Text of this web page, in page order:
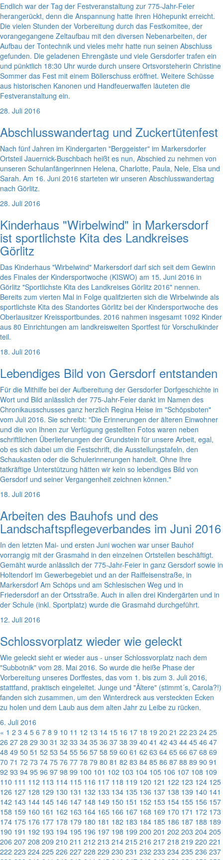
Endlich war der Tag der Festveranstaltung zur 775-Jahr-Feier
herangerückt, denn die Anspannung hatte ihren Höhepunkt erreicht.
Die vielen Stunden der Vorbereitung durch das Festkomitee, der
vorangegangene Zeltaufbau mit den diversen Nebenarbeiten, der
Aufbau der Tontechnik und vieles mehr hatte nun seinen Abschluss
gefunden. Die geladenen Ehrengäste und viele Gersdorfer trafen ein
und pünktlich 18:30 Uhr wurde durch unsere Ortsvorsteherin Christine
Sommer das Fest mit einem Böllerschuss eröffnet. Weitere Schüsse
aus historischen Kanonen und Handfeuerwaffen läuteten die
Festveranstaltung ein.
28. Juli 2016
Abschlusswandertag und Zuckertütenfest
Nach fünf Jahren im Kindergarten "Berggeister" im Markersdorfer
Ortsteil Jauernick-Buschbach heißt es nun, Abschied zu nehmen von
unseren Schulanfängerinnen Helena, Charlotte, Paula, Nele, Elsa und
Sarah. Am 16. Juni 2016 starteten wir unseren Abschlusswandertag
nach Görlitz.
28. Juli 2016
Kinderhaus "Wirbelwind" in Markersdorf
ist sportlichste Kita des Landkreises
Görlitz
Das Kinderhaus "Wirbelwind" Markersdorf darf sich seit dem Gewinn
des Finales der Kindersportwoche (KISWO) am 15. Juni 2016 in
Görlitz "Sportlichste Kita des Landkreises Görlitz 2016" nennen.
Bereits zum vierten Mal in Folge qualifzierten sich die Wirbelwinde als
sportlichste Kita des Standortes Görlitz bei der Kindersportwoche des
Oberlausitzer Kreissportbundes. 2016 nahmen insgesamt 1092 Kinder
aus 80 Einrichtungen am landkreisweiten Sportfest für Vorschulkinder
teil.
18. Juli 2016
Lebendiges Bild von Gersdorf entstanden
Für die Mithilfe bei der Aufbereitung der Gersdorfer Dorfgeschichte in
Wort und Bild anlässlich der 775-Jahr-Feier dankt im Namen des
Chronikausschusses ganz herzlich Regina Heise im "Schöpsboten"
vom Juli 2016. Sie schreibt: "Die Erinnerungen der älteren Einwohner
und die von Ihnen zur Verfügung gestellten Fotos waren neben
schriftlichen Überlieferungen der Grundstein für unsere Arbeit, egal,
ob es sich dabei um die Festschrift, die Ausstellungstafeln, den
Schaukasten oder die Schulerinnerungen handelt. Ohne Ihre
tatkräftige Unterstützung hätten wir kein so lebendiges Bild von
Gersdorf und seiner Vergangenheit zeichnen können."
18. Juli 2016
Arbeiten des Bauhofs und des
Landschaftspflegeverbandes im Juni 2016
In den letzten Mai- und ersten Juni wochen war unser Bauhof
vorrangig mit der Grasmahd in den einzelnen Ortsteilen beschäftigt.
Gemäht wurde anlässlich der 775-Jahr-Feier in ganz Gersdorf sowie in
Holtendorf im Gewerbegebiet und an der Raiffeisenstraße, in
Markersdorf Am Schöps und am Schlesischen Weg und in
Friedersdorf an der Ortsstraße. Auch in allen drei Kindergärten und in
der Schule (inkl. Sportplatz) wurde die Grasmahd durchgeführt.
12. Juli 2016
Schlossvorplatz wieder wie geleckt
Wie geleckt sieht er wieder aus - unser Schlossvorplatz nach dem
"Subbotnik" vom 28. Mai 2016. So wurde die heiße Phase der
Vorbereitung unseres Dorffestes, das vom 1. bis zum 3. Juli 2016,
stattfand, praktisch eingeleitet. Junge und "Ältere" (stimmt´s, Carola?!)
fanden sich zusammen, um den Winterdreck aus versteckten Ecken
zu holen und dem Laub aus dem alten Jahr zu Leibe zu rücken.
6. Juli 2016
« 1 2 3 4 5 6 7 8 9 10 11 12 13 14 15 16 17 18 19 20 21 22 23 24 25
26 27 28 29 30 31 32 33 34 35 36 37 38 39 40 41 42 43 44 45 46 47
48 49 50 51 52 53 54 55 56 57 58 59 60 61 62 63 64 65 66 67 68 69
70 71 72 73 74 75 76 77 78 79 80 81 82 83 84 85 86 87 88 89 90 91
92 93 94 95 96 97 98 99 100 101 102 103 104 105 106 107 108 109
110 111 112 113 114 115 116 117 118 119 120 121 122 123 124 125
126 127 128 129 130 131 132 133 134 135 136 137 138 139 140 141
142 143 144 145 146 147 148 149 150 151 152 153 154 155 156 157
158 159 160 161 162 163 164 165 166 167 168 169 170 171 172 173
174 175 176 177 178 179 180 181 182 183 184 185 186 187 188 189
190 191 192 193 194 195 196 197 198 199 200 201 202 203 204 205
206 207 208 209 210 211 212 213 214 215 216 217 218 219 220 221
222 223 224 225 226 227 228 229 230 231 232 233 234 235 236 237